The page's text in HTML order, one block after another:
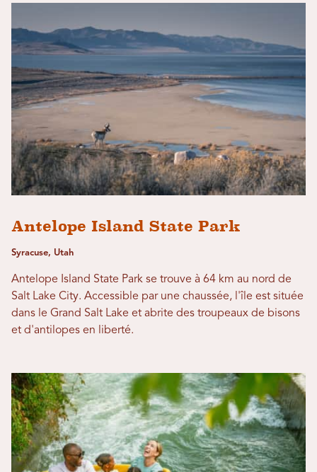
Antelope Island State Park
Syracuse, Utah
Antelope Island State Park se trouve à 64 km au nord de
Salt Lake City. Accessible par une chaussée, l'île est située
dans le Grand Salt Lake et abrite des troupeaux de bisons
et d'antilopes en liberté.